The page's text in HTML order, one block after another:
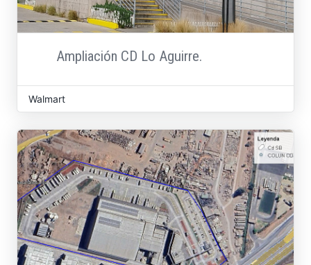
Ampliación CD Lo Aguirre.
Walmart